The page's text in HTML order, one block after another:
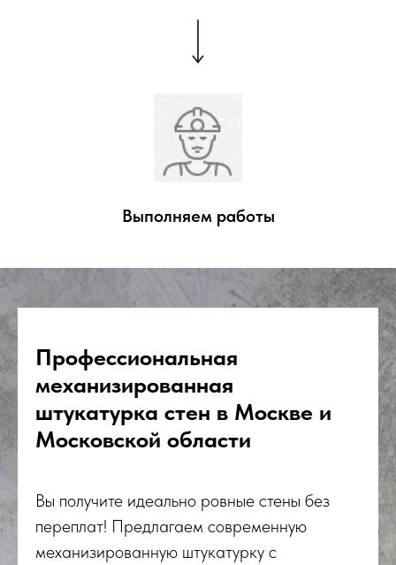
Выполняем работы
Профессиональная
механизированная
штукатурка стен в Москве и
Московской области
Вы получите идеально ровные стены без
переплат! Предлагаем современную
механизированную штукатурку с